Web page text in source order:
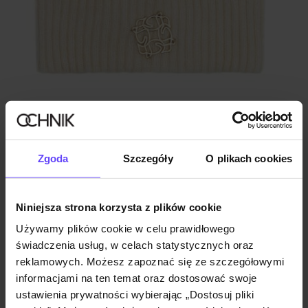
Zgoda Szczegóły O plikach cookies
Niniejsza strona korzysta z plików cookie
Używamy plików cookie w celu prawidłowego
świadczenia usług, w celach statystycznych oraz
reklamowych. Możesz zapoznać się ze szczegółowymi
informacjami na ten temat oraz dostosować swoje
ustawienia prywatności wybierając „Dostosuj pliki
Kremowa czapka damska z domieszką wełny
5.0 (6)